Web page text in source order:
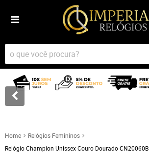
Home
Relógios Femininos
Relógio Champion Unissex Couro Dourado CN20060B